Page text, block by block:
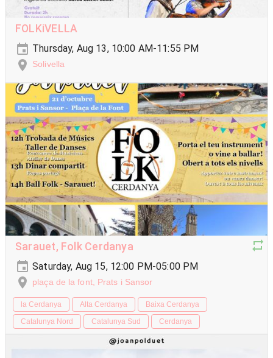
FOLKiVELLA
Thursday, Aug 13, 10:00 AM-11:55 PM
Solivella
Sarauet, Folk Cerdanya
Saturday, Aug 15, 12:00 PM-05:00 PM
plaça de la font, Prats i Sansor
la Cerdanya Alta Cerdanya
Baixa Cerdanya
Catalunya Nord
Catalunya Sud Cerdanya